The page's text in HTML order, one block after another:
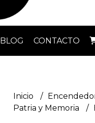
BLOG CONTACTO
Inicio
Patria y Memoria